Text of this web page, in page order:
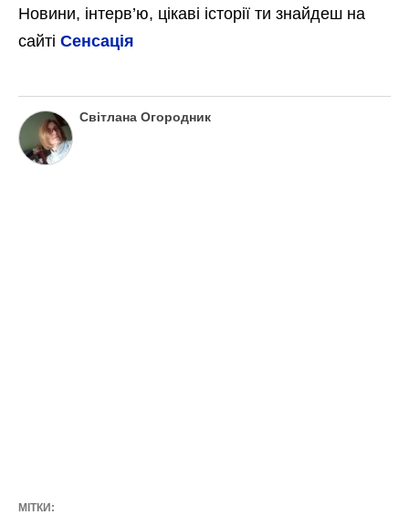
Новини, інтерв’ю, цікаві історії ти знайдеш на
сайті Сенсація
Світлана Огородник
МІТКИ: